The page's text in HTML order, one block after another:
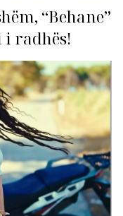
“Behane”
radhës!